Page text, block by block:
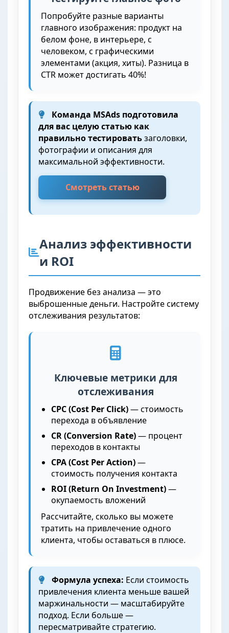
Попробуйте разные варианты
главного изображения: продукт на
белом фоне, в интерьере, с
человеком, с графическими
элементами (акция, хиты). Разница в
CTR может достигать 40%!
Команда MSAds подготовила
для вас целую статью как
правильно тестироватьзаголовки,
фотографии и описания для
максимальной эффективности.
Смотреть статью
Анализ эффективности
и ROI
Продвижение без анализа — это
выброшенные деньги. Настройте систему
отслеживания результатов:
Ключевые метрики для
отслеживания
CPC (Cost Per Click)— стоимость
перехода в объявление
CR (Conversion Rate)— процент
переходов в контакты
CPA (Cost Per Action)—
стоимость получения контакта
ROI (Return On Investment)—
окупаемость вложений
Рассчитайте, сколько вы можете
тратить на привлечение одного
клиента, чтобы оставаться в плюсе.
Формула успеха: Если стоимость
привлечения клиента меньше вашей
маржинальности — масштабируйте
подход. Если больше —
пересматривайте стратегию.